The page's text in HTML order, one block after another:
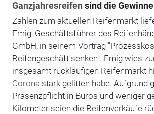
Ganzjahresreifen sind die
Zahlen zum aktuellen Reifenmarkt
Emig, Geschäftsführer des
GmbH, in seinem Vortrag
Reifengeschäft senken". Emig wies
insgesamt rückläufigen Reifenmarkt
Corona stark gelitten habe. Aufgrund
Präsenzpflicht in Büros und weniger
Kilometer seien die Reifenverkäufe